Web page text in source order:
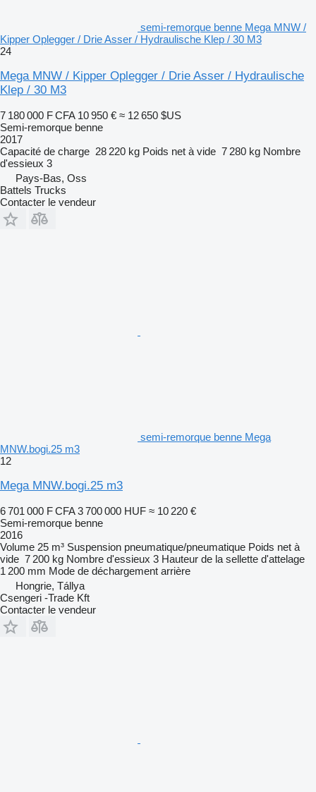
semi-remorque benne Mega MNW /
Kipper Oplegger / Drie Asser / Hydraulische Klep / 30 M3
24
Mega MNW / Kipper Oplegger / Drie Asser / Hydraulische
Klep / 30 M3
7 180 000 F CFA 10 950 € ≈ 12 650 $US
Semi-remorque benne
2017
Capacité de charge 28 220 kg Poids net à vide 7 280 kg Nombre
d'essieux 3
Pays-Bas, Oss
Battels Trucks
Contacter le vendeur
semi-remorque benne Mega
MNW.bogi.25 m3
12
Mega MNW.bogi.25 m3
6 701 000 F CFA 3 700 000 HUF ≈ 10 220 €
Semi-remorque benne
2016
Volume 25 m³ Suspension pneumatique/pneumatique Poids net à
vide 7 200 kg Nombre d'essieux 3 Hauteur de la sellette d'attelage
1 200 mm Mode de déchargement arrière
Hongrie, Tállya
Csengeri -Trade Kft
Contacter le vendeur